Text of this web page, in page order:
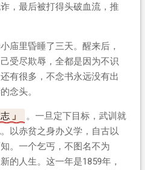
，最后被打得头破血流，推
庙里昏睡了三天。醒来后，
受尽欺辱，全都是因为不识
有很多，不念书永远没有出
念头。
。一旦定下目标，武训就
以赤贫之身办义学，自古以
。一个乞丐，不图名不为
的人生。这一年是1859年，